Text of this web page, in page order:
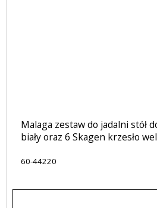
Malaga zestaw do jadalni stół
biały oraz 6 Skagen krzesło
60-44220